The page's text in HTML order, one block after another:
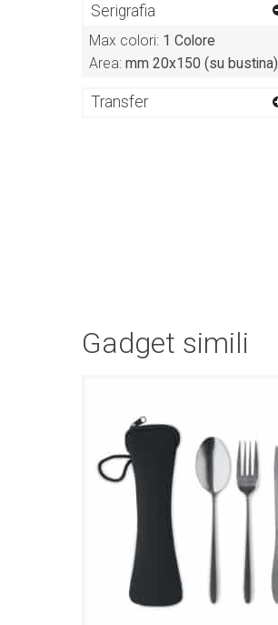
Serigrafia
Max colori: 1 Colore
Area:mm 20x150 (su bustina)
Transfer
Gadget simili